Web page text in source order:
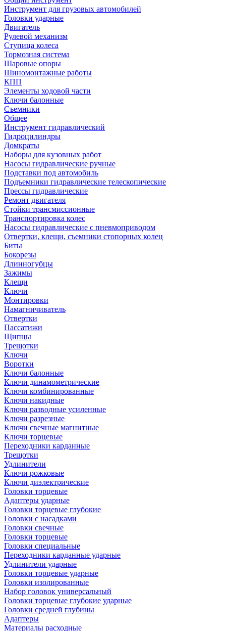
Инструмент для грузовых автомобилей
Головки ударные
Двигатель
Рулевой механизм
Ступица колеса
Тормозная система
Шаровые опоры
Шиномонтажные работы
КПП
Элементы ходовой части
Ключи балонные
Съемники
Общее
Инструмент гидравлический
Гидроцилиндры
Домкраты
Наборы для кузовных работ
Насосы гидравлические ручные
Подставки под автомобиль
Подъемники гидравлические телескопические
Прессы гидравлические
Ремонт двигателя
Стойки трансмиссионные
Транспортировка колес
Насосы гидравлические с пневмоприводом
Отвертки, клещи, съемники стопорных колец
Биты
Бокорезы
Длинногубцы
Зажимы
Клещи
Ключи
Монтировки
Намагничиватель
Отвертки
Пассатижи
Щипцы
Трещотки
Ключи
Воротки
Ключи балонные
Ключи динамометрические
Ключи комбинированные
Ключи накидные
Ключи разводные усиленные
Ключи разрезные
Ключи свечные магнитные
Ключи торцевые
Переходники карданные
Трещотки
Удлинители
Ключи рожковые
Ключи диэлектрические
Головки торцевые
Адаптеры ударные
Головки торцевые глубокие
Головки с насадками
Головки свечные
Головки торцевые
Головки специальные
Переходники карданные ударные
Удлинители ударные
Головки торцевые ударные
Головки изолированные
Набор головок универсальный
Головки торцевые глубокие ударные
Головки средней глубины
Адаптеры
Материалы расходные